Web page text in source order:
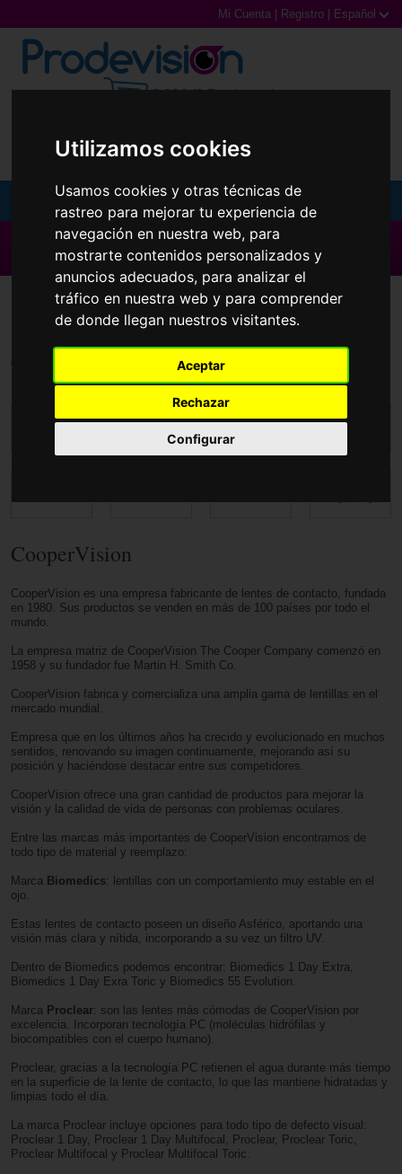
Utilizamos cookies
Usamos cookies y otras técnicas de
rastreo para mejorar tu experiencia de
navegación en nuestra web, para
mostrarte contenidos personalizados y
anuncios adecuados, para analizar el
tráfico en nuestra web y para comprender
de donde llegan nuestros visitantes.
Aceptar
Rechazar
Configurar
Mi Cuenta Registro Español
0,00€ (0 Productos)
Gafas de Sol
Gafas Graduadas
Gafas Deportivas
Lentillas
Accesorios
▶ Todas las Marcas ◀
LentillasSafe-Gel
CooperVision
CooperVision es una empresa fabricante de lentes de contacto, fundada
en 1980. Sus productos se venden en más de 100 países por todo el
mundo.
La empresa matriz de CooperVision The Cooper Company comenzó en
1958 y su fundador fue Martin H. Smith Co.
CooperVision fabrica y comercializa una amplia gama de lentillas en el
mercado mundial.
Empresa que en los últimos años ha crecido y evolucionado en muchos
sentidos, renovando su imagen continuamente, mejorando así su
posición y haciéndose destacar entre sus competidores.
CooperVision ofrece una gran cantidad de productos para mejorar la
visión y la calidad de vida de personas con problemas oculares.
Entre las marcas más importantes de CooperVision encontramos de
todo tipo de material y reemplazo:
Marca Biomedics: lentillas con un comportamiento muy estable en el
ojo.
Estas lentes de contacto poseen un diseño Asférico, aportando una
visión más clara y nítida, incorporando a su vez un filtro UV.
Dentro de Biomedics podemos encontrar: Biomedics 1 Day Extra,
Biomedics 1 Day Exra Toric y Biomedics 55 Evolution.
Marca Proclear: son las lentes más cómodas de CooperVision por
excelencia. Incorporan tecnología PC (moléculas hidrófilas y
biocompatibles con el cuerpo humano).
Proclear, gracias a la tecnología PC retienen el agua durante más tiempo
en la superficie de la lente de contacto, lo que las mantiene hidratadas y
limpias todo el día.
La marca Proclear incluye opciones para todo tipo de defecto visual:
Proclear 1 Day, Proclear 1 Day Multifocal, Proclear, Proclear Toric,
Proclear Multifocal y Proclear Multifocal Toric.